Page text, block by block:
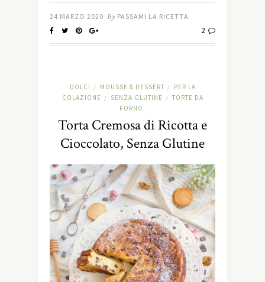
24 MARZO 2020 By PASSAMI LA RICETTA
2
DOLCI / MOUSSE & DESSERT /
PER LA
COLAZIONE
/ SENZA GLUTINE /
TORTE DA
FORNO
Torta Cremosa di Ricotta e
Cioccolato, Senza Glutine